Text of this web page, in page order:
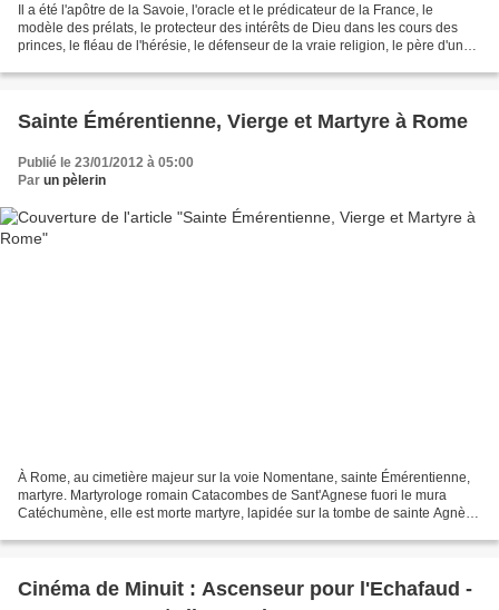
Il a été l'apôtre de la Savoie, l'oracle et le prédicateur de la France, le
modèle des prélats, le protecteur des intérêts de Dieu dans les cours des
princes, le fléau de l'hérésie, le défenseur de la vraie religion, le père d'un
Sainte Émérentienne, Vierge et Martyre à Rome
Publié le 23/01/2012 à 05:00
Par un pèlerin
À Rome, au cimetière majeur sur la voie Nomentane, sainte Émérentienne,
martyre. Martyrologe romain Catacombes de Sant'Agnese fuori le mura
Catéchumène, elle est morte martyre, lapidée sur la tombe de sainte Agnès
Cinéma de Minuit : Ascenseur pour l'Echafaud -